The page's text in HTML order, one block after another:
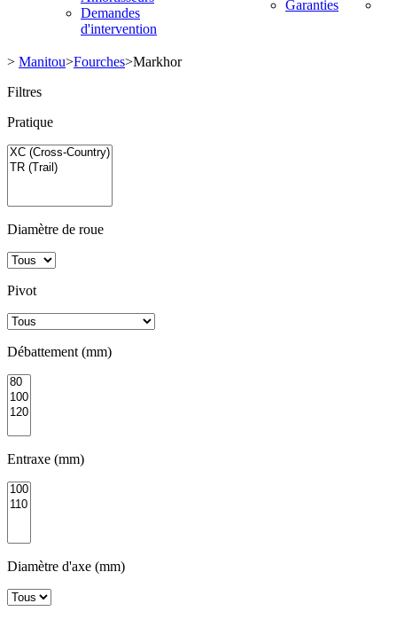
Demandes
d'intervention
Garanties
> Manitou>Fourches>Markhor
Filtres
Pratique
Diamètre de roue
Pivot
Débattement (mm)
Entraxe (mm)
Diamètre d'axe (mm)